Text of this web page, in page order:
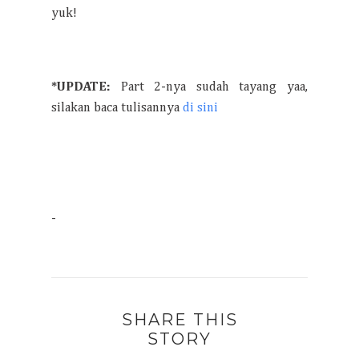
yuk!
*UPDATE: Part 2-nya sudah tayang yaa,
silakan baca tulisannya di sini
-
SHARE THIS
STORY